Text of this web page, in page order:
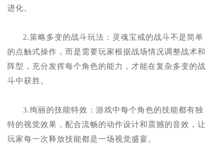
进化。
2.策略多变的战斗玩法：灵魂宝戒的战斗不是简单
的点触式操作，而是需要玩家根据战场情况调整战术和
阵型，充分发挥每个角色的能力，才能在复杂多变的战
斗中获胜。
3.绚丽的技能特效：游戏中每个角色的技能都有独
特的视觉效果，配合流畅的动作设计和震撼的音效，让
玩家每一次释放技能都是一场视觉盛宴。